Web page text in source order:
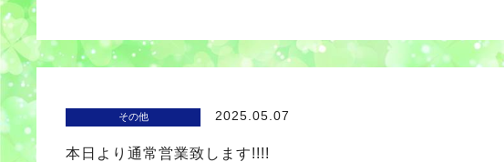
その他 2025.05.07
本日より通常営業致します!!!!